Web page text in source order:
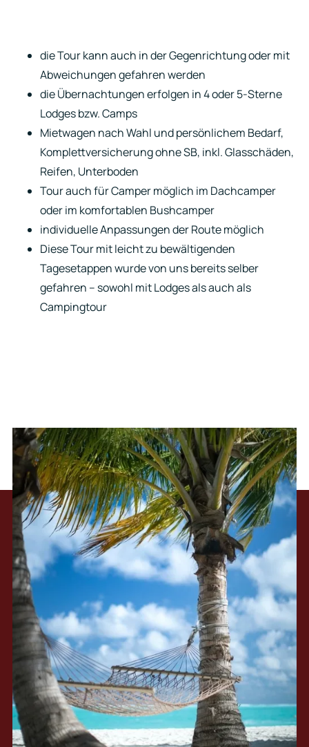
die Tour kann auch in der Gegenrichtung oder mit
Abweichungen gefahren werden
die Übernachtungen erfolgen in 4 oder 5-Sterne
Lodges bzw. Camps
Mietwagen nach Wahl und persönlichem Bedarf,
Komplettversicherung ohne SB, inkl. Glasschäden,
Reifen, Unterboden
Tour auch für Camper möglich im Dachcamper
oder im komfortablen Bushcamper
individuelle Anpassungen der Route möglich
Diese Tour mit leicht zu bewältigenden
Tagesetappen wurde von uns bereits selber
gefahren – sowohl mit Lodges als auch als
Campingtour